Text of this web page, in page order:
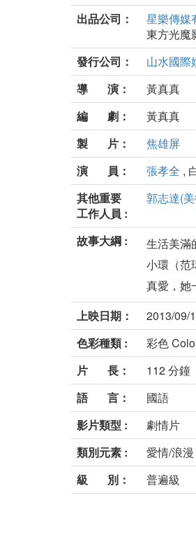
出品公司：
星樂傳媒
東方光魔
發行公司：
山水國際
導 演：
黃真真
編 劇：
黃真真
製 片：
焦雄屏
演 員：
張孝全 ,
其他重要
工作人員 :
郭志達(
故事大綱 :
生活美滿
小環（范
真愛，她
上映日期：
2013/09/
色彩種類 :
彩色
片 長：
112 分鐘
語 言：
國語
影片類型 :
劇情片
類別元素 :
愛情/浪漫
級 別：
普遍級